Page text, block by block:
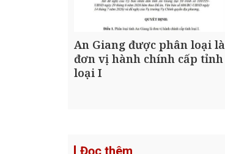
An Giang được phân loại là
đơn vị hành chính cấp tỉnh
loại I
Đọc thêm